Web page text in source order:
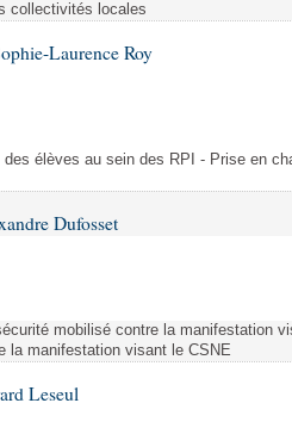
collectivités locales
Laurence Roy
élèves au sein des RPI - Prise en
Dufosset
mobilisé contre la manifestation
la manifestation visant le CSNE
Leseul